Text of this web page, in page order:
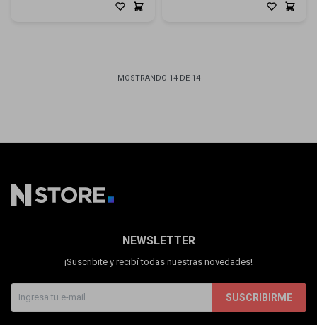
MOSTRANDO 14DE 14
NEWSLETTER
¡Suscribite y recibí todas nuestras novedades!
SUSCRIBIRME